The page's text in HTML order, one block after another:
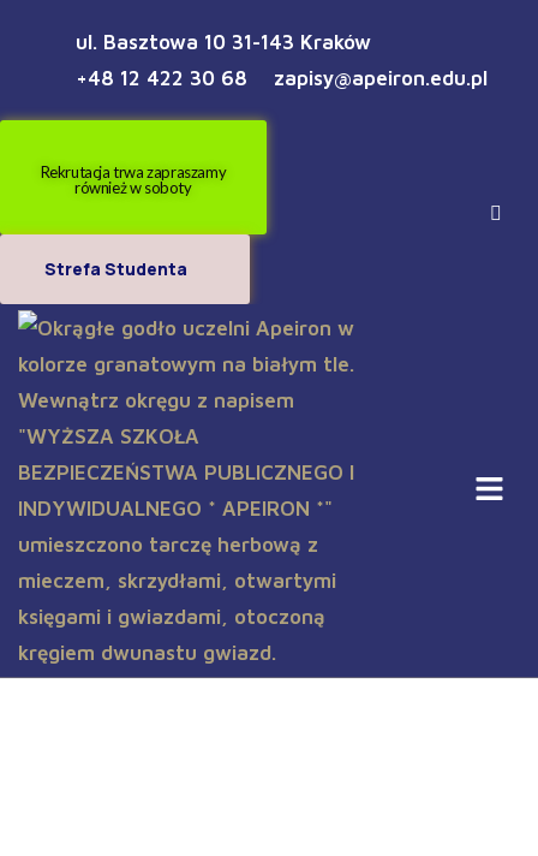
ul. Basztowa 10 31-143 Kraków
+48 12 422 30 68
zapisy@apeiron.edu.pl
Rekrutacja trwa zapraszamy
również w soboty
Strefa Studenta